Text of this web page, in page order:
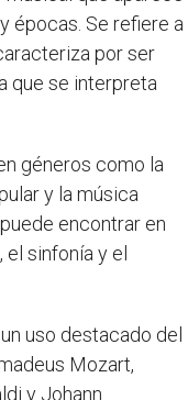
épocas. Se refiere a
por ser
que se interpreta
géneros como la
y la música
encontrar en
sinfonía y el
uso destacado del
Mozart,
y Johann